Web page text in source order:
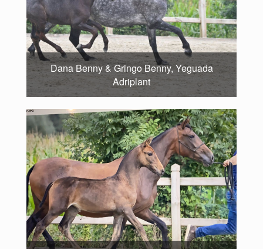
Dana Benny & Gringo Benny, Yeguada
Adriplant